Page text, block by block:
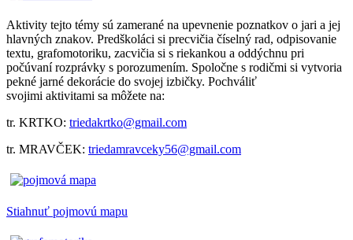
Aktivity tejto témy sú zamerané na upevnenie poznatkov o jari a jej
hlavných znakov. Predškoláci si precvičia číselný rad, odpisovanie
textu, grafomotoriku, zacvičia si s riekankou a oddýchnu pri
počúvaní rozprávky s porozumením. Spoločne s rodičmi si vytvoria
pekné jarné dekorácie do svojej izbičky. Pochváliť
svojimi aktivitami sa môžete na:
tr. KRTKO: triedakrtko@gmail.com
tr. MRAVČEK: triedamravceky56@gmail.com
Stiahnuť pojmovú mapu